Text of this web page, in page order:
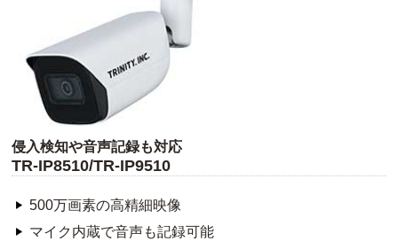
侵入検知や音声記録も対応
TR-IP8510/TR-IP9510
500万画素の高精細映像
マイク内蔵で音声も記録可能